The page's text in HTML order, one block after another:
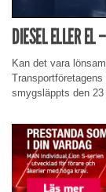
DIESEL ELLER EL
Kan det vara
smygsläppts den